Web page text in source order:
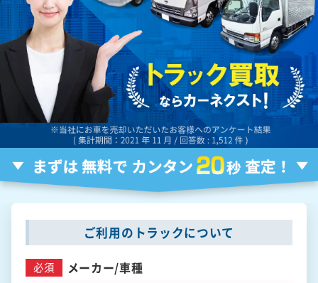
ご利用のトラックについて
必須 メーカー/車種